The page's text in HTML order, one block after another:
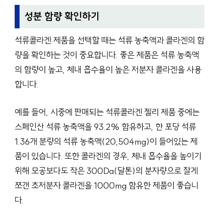
성분 함량 확인하기
석류콜라겐 제품을 선택할 때는 석류 농축액과 콜라겐의 함
량을 확인하는 것이 중요합니다. 좋은 제품은 석류 농축액
의 함량이 높고, 체내 흡수율이 높은 저분자 콜라겐을 사용
합니다.
예를 들어, 시중에 판매되는 석류콜라겐 젤리 제품 중에는
스페인산 석류 농축액을 93.2% 함유하고, 한 포당 석류
1.36개 분량의 석류 농축액(20,504mg)이 들어있는 제
품이 있습니다. 또한 콜라겐의 경우, 체내 흡수율을 높이기
위해 모공보다도 작은 300Da(달톤)의 분자량으로 잘게
쪼갠 초저분자 콜라겐을 1000mg 함유한 제품이 좋습니
다.